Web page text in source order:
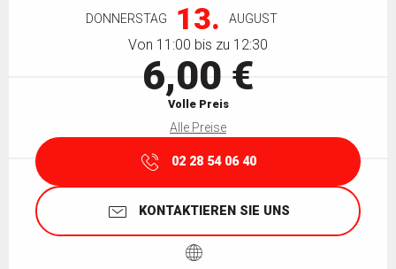
DONNERSTAG 13. AUGUST
Von 11:00 bis zu 12:30
6,00 €
Volle Preis
Alle Preise
02 28 54 06 40
KONTAKTIEREN SIE UNS